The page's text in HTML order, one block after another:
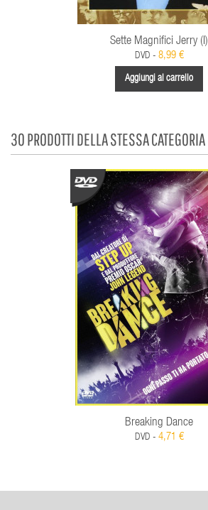
Sette Magnifici Jerry (I)
DVD - 8,99 €
Aggiungi al carrello
30 PRODOTTI DELLA STESSA CATEGORIA
Breaking Dance
DVD - 4,71 €